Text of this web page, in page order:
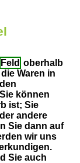
Feld oberhalb
Waren in
können
ist; Sie
andere
Sie dann auf
wir uns
Sie auch